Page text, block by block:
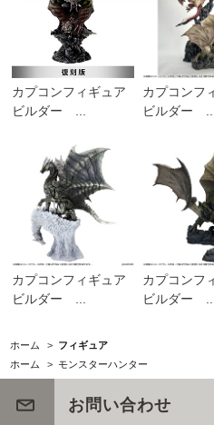
カプコンフィギュア
ビルダー ...
カプコンフ
ビルダー ...
カプコンフィギュア
ビルダー ...
カプコンフ
ビルダー ...
ホーム > フィギュア
ホーム
> モンスターハンター
お問い合わせ